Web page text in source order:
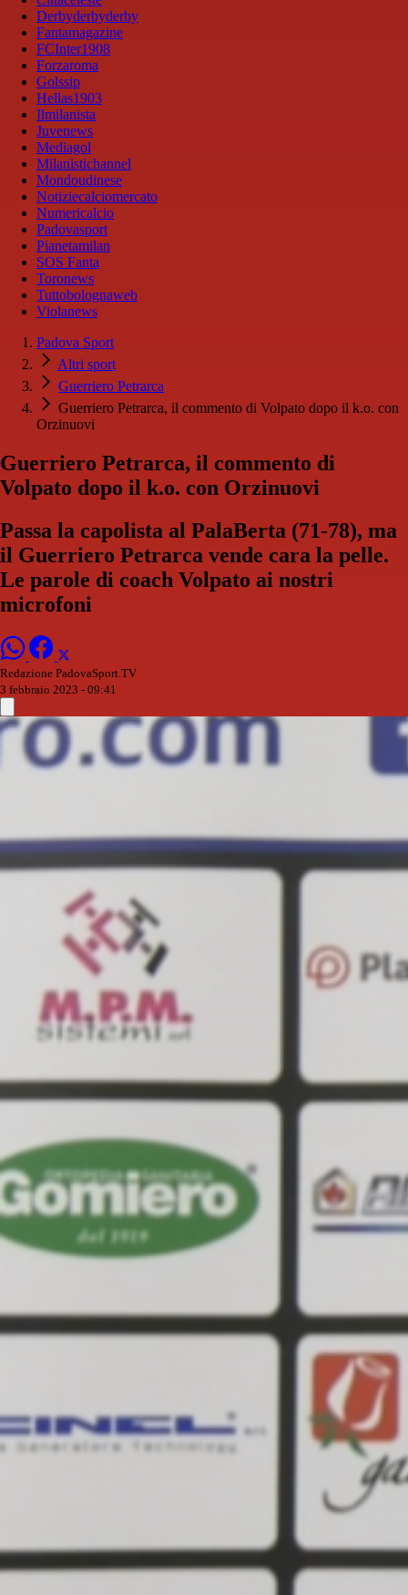
Derbyderbyderby
Fantamagazine
FCInter1908
Forzaroma
Golssip
Hellas1903
Ilmilanista
Juvenews
Mediagol
Milanistichannel
Mondoudinese
Notiziecalciomercato
Numericalcio
Padovasport
Pianetamilan
SOS Fanta
Toronews
Tuttobolognaweb
Violanews
Padova Sport
Altri sport
Guerriero Petrarca
Guerriero Petrarca, il commento di Volpato dopo il k.o. con
Orzinuovi
Guerriero Petrarca, il commento di
Volpato dopo il k.o. con Orzinuovi
Passa la capolista al PalaBerta (71-78), ma
il Guerriero Petrarca vende cara la pelle.
Le parole di coach Volpato ai nostri
microfoni
Redazione PadovaSport.TV
3 febbraio 2023 - 09:41